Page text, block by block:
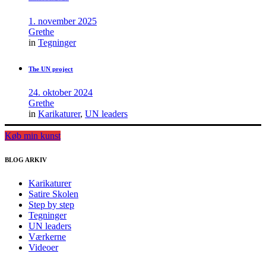
1. november 2025
Grethe
in Tegninger
The UN project
24. oktober 2024
Grethe
in Karikaturer, UN leaders
Køb min kunst
BLOG ARKIV
Karikaturer
Satire Skolen
Step by step
Tegninger
UN leaders
Værkerne
Videoer